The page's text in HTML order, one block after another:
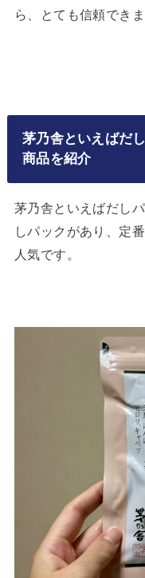
ら、とても信頼できま
茅乃舎といえばだ
商品を紹介
茅乃舎といえばだし
しパックがあり、定
人気です。 ⁡